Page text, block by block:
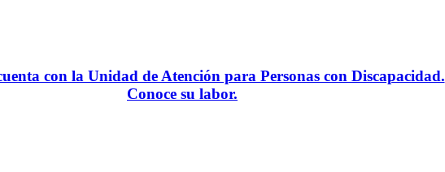
con la Unidad de Atención para Personas con Discapacidad.
Conoce su labor.